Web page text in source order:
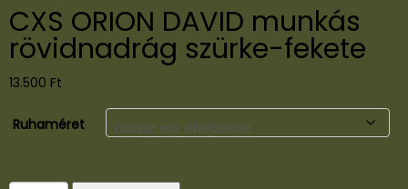
CXS ORION DAVID munkás
rövidnadrág szürke-fekete
13.500 Ft
Ruhaméret